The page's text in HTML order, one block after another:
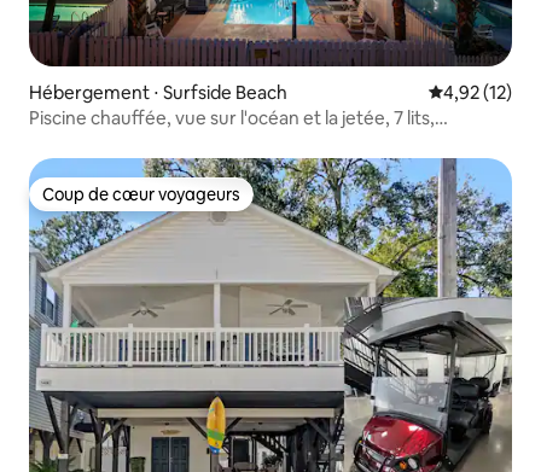
Hébergement ⋅ Surfside Beach Évaluation
4,92 (12)
Piscine chauffée, vue sur l'océan et la jetée, 7 lits,
Coup de cœur voyageurs
Coup de cœur voyageurs